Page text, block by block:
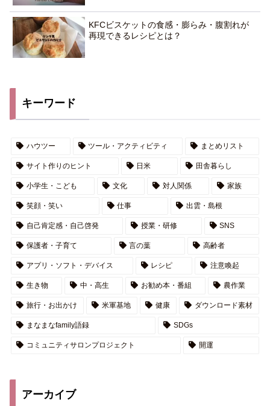
KFCビスケットの食感・膨らみ・腹割れが
再現できるレシピとは？
キーワード
ハウツー ツール・アクティビティ まとめリスト
サイト作りのヒント 日米 田舎暮らし
小学生・こども 文化 対人関係 家族
笑顔・笑い 仕事 出雲・島根
自己肯定感・自己啓発 授業・研修 SNS
保護者・子育て 言の葉 高齢者
アプリ・ソフト・デバイス レシピ 注意喚起
生き物 中・高生 お勧め本・番組 農作業
旅行・お出かけ 米軍基地 健康 ダウンロード素材
まなまなfamily語録 SDGs
コミュニティサロンプロジェクト 開運
アーカイブ